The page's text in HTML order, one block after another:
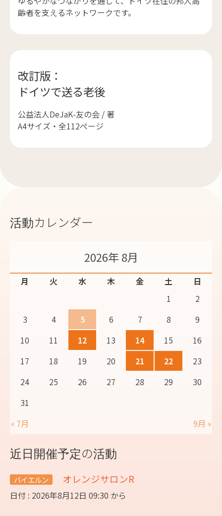
齢者を支えるネットワークです。
改訂版：
ドイツで送る老後
公益法人DeJaK-友の会 / 著
A4サイズ・全112ページ
活動カレンダー
2026年 8月
月 火 水 木 金 土
日
1
2
3
4 5 6 7 8
9
10
11 12 13 14 15
16
17
18 19 20 21 22
23
24
25 26 27 28 29
30
31
« 7月
9月 »
近日開催予定の活動
バイエルン オレンジサロンR
日付 : 2026年8月12日 09:30 から